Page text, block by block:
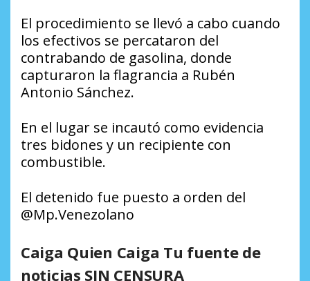
El procedimiento se llevó a cabo cuando
los efectivos se percataron del
contrabando de gasolina, donde
capturaron la flagrancia a Rubén
Antonio Sánchez.
En el lugar se incautó como evidencia
tres bidones y un recipiente con
combustible.
El detenido fue puesto a orden del
@Mp.Venezolano
Caiga Quien Caiga Tu fuente de
noticias SIN CENSURA